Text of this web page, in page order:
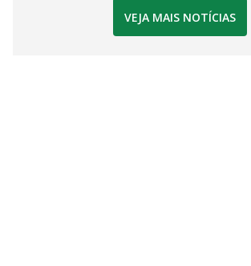
VEJA MAIS NOTÍCIAS